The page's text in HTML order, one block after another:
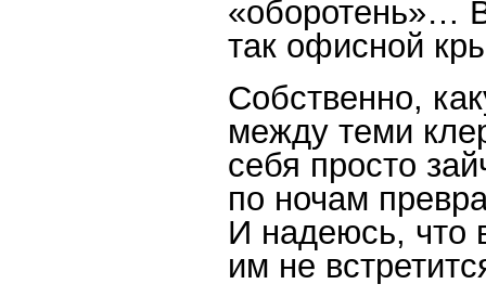
«оборотень»…
так офисной
Собственно,
между теми
себя просто
по ночам
И надеюсь, что
им не